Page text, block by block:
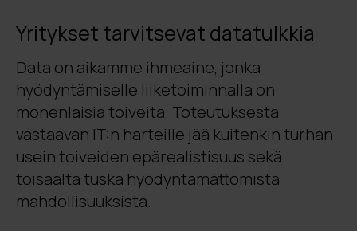
Yritykset tarvitsevat datatulkkia
Data on aikamme ihmeaine, jonka
hyödyntämiselle liiketoiminnalla on
monenlaisia toiveita. Toteutuksesta
vastaavan IT:n harteille jää kuitenkin turhan
usein toiveiden epärealistisuus sekä
toisaalta tuska hyödyntämättömistä
mahdollisuuksista.